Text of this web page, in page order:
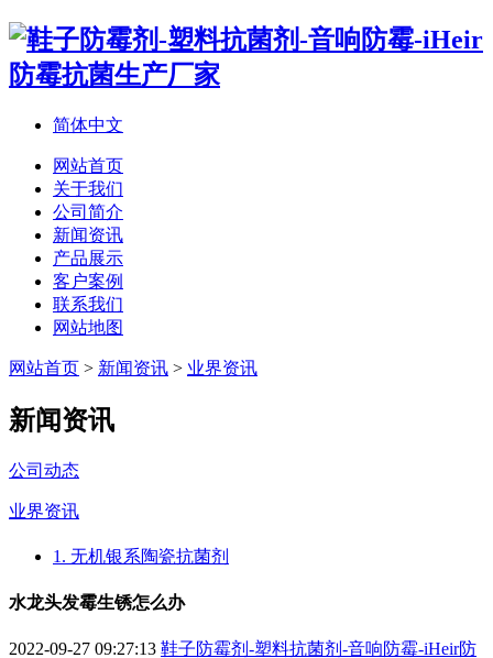
简体中文
网站首页
关于我们
公司简介
新闻资讯
产品展示
客户案例
联系我们
网站地图
网站首页 > 新闻资讯 > 业界资讯
新闻资讯
公司动态
业界资讯
1. 无机银系陶瓷抗菌剂
水龙头发霉生锈怎么办
2022-09-27 09:27:13 鞋子防霉剂-塑料抗菌剂-音响防霉-iHeir防